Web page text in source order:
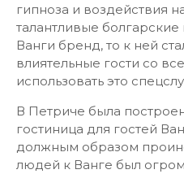
гипноза и воздействия
талантливые
Ванги бренд, то к ней
влиятельные гости со
использовать это
В Петриче была
гостиница для гостей
должным образом
людей к Ванге был